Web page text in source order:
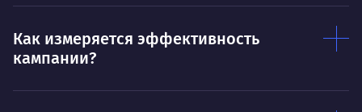
Договариваться.
Как измеряется эффективность
кампании?